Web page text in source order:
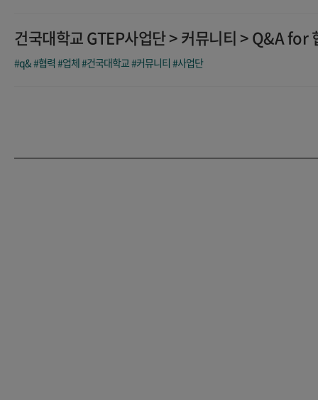
건국대학교 GTEP사업단 > 커뮤니티 > Q&A for
#q&#협력 #업체#건국대학교#커뮤니티 #사업단